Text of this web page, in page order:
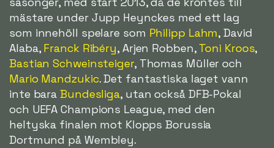
mästare under Jupp Heynckes med ett lag
som innehöll spelare som Philipp Lahm, David
Alaba, Franck Ribéry, Arjen Robben, Toni Kroos,
Bastian Schweinsteiger, Thomas Müller och
Mario Mandzukic. Det fantastiska laget vann
inte baraBundesliga, utan också DFB-Pokal
och UEFA Champions League, med den
heltyska finalen mot Klopps Borussia
Dortmund på Wembley.